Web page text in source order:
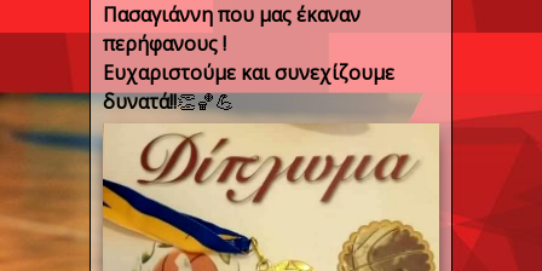
Πασαγιάννη που μας έκαναν
περήφανους !
Ευχαριστούμε και συνεχίζουμε
δυνατά!!👏🏀💪